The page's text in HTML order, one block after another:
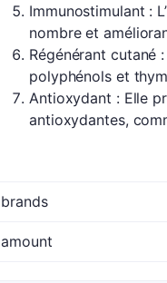
Immunostimulant :
nombre et
Régénérant cutané
polyphénols et
Antioxydant : Elle
antioxydantes,
brands
amount